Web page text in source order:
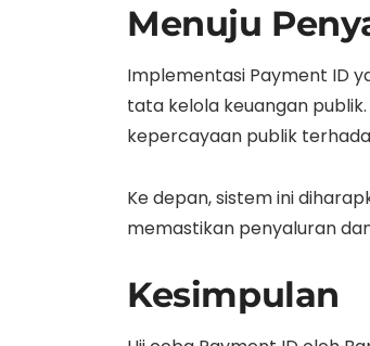
Menuju
Implementasi Payment ID
tata kelola keuangan
kepercayaan publik
Ke depan, sistem ini
memastikan penyaluran
Kesimpulan